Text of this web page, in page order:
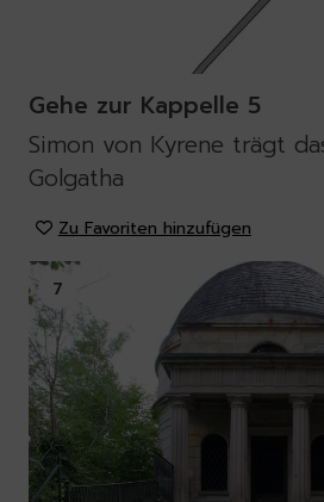
Gehe zur Kappelle 5
Simon von Kyrene trägt
Golgatha
Zu Favoriten hinzufügen
7